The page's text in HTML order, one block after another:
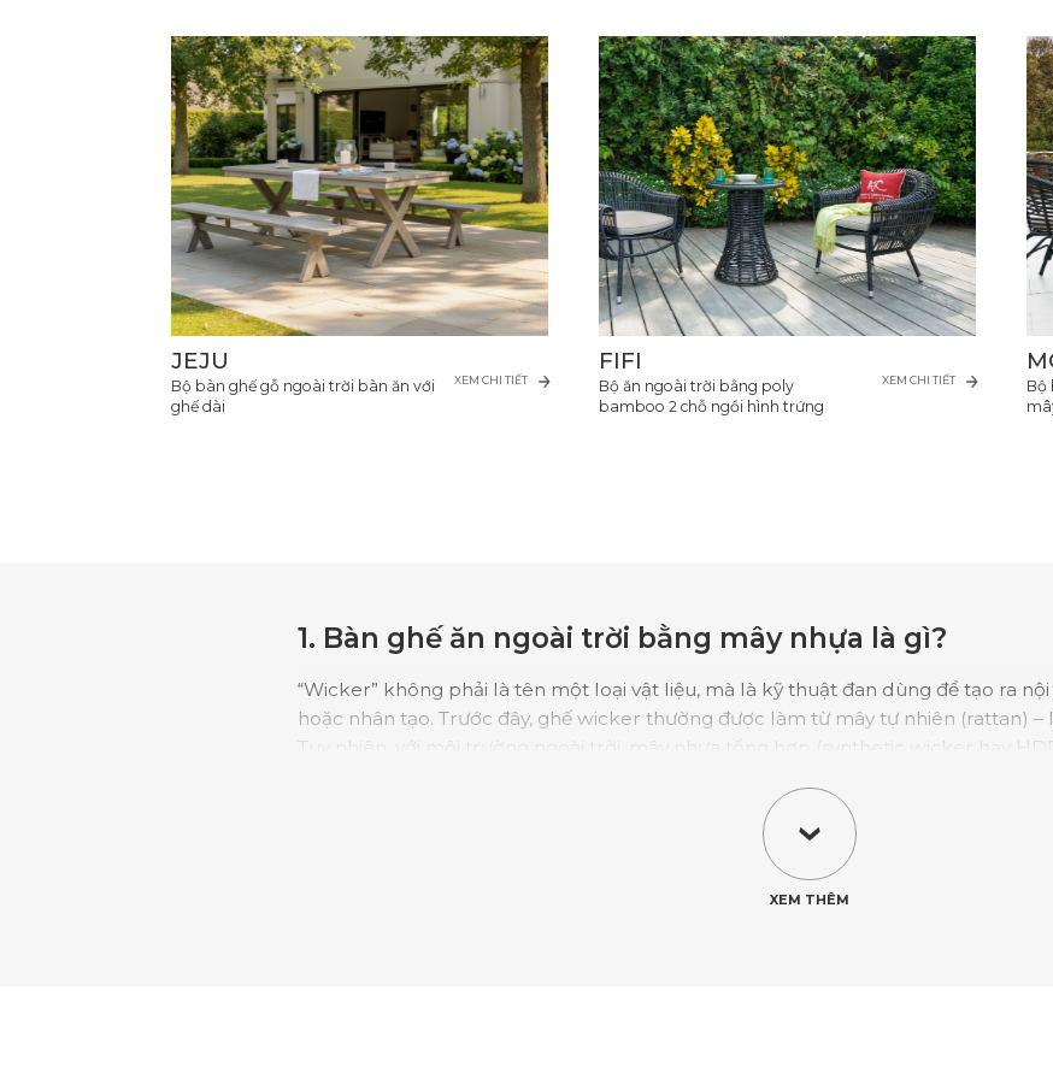
JEJU
Bộ bàn ghế gỗ ngoài trời bàn ăn với
ghế dài
XEM CHI TIẾT
FIFI
Bộ ăn ngoài trời bằng poly
bamboo 2 chỗ ngồi hình trứng
XEM CHI TIẾT
Bộ
1. Bàn ghế ăn ngoài trời bằng mây nhựa là gì?
“Wicker” không phải là tên một loại vật liệu, mà là kỹ thuật đan dùng để tạo ra
hoặc nhân tạo. Trước đây, ghế wicker thường được làm từ mây tự nhiên (rattan) –
Tuy nhiên, với môi trường ngoài trời, mây nhựa tổng hợp (synthetic wicker hay
nhôm sơn tĩnh điện hoặc thép phủ chống gỉ, giúp bàn ghế nhẹ, chắc chắn và
ăn mây ngoài trời mang lại sự cân bằng hoàn hảo giữa vẻ đẹp tự nhiên của mây